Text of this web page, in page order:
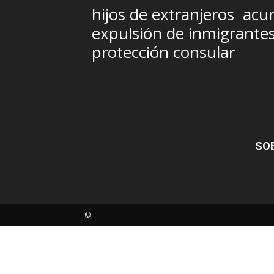
hijos de extranjeros
expulsión de
protección consular
©